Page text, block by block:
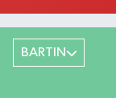
BARTIN